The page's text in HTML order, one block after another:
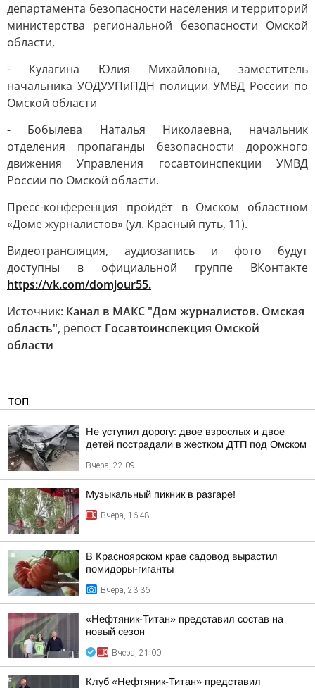
департамента безопасности населения и территорий
министерства региональной безопасности Омской
области,
- Кулагина Юлия Михайловна, заместитель
начальника УОДУУПиПДН полиции УМВД России по
Омской области
- Бобылева Наталья Николаевна, начальник
отделения пропаганды безопасности дорожного
движения Управления госавтоинспекции УМВД
России по Омской области.
Пресс-конференция пройдёт в Омском областном
«Доме журналистов» (ул. Красный путь, 11).
Видеотрансляция, аудиозапись и фото будут
доступны в официальной группе ВКонтакте
https://vk.com/domjour55.
Источник: Канал в МАКС "Дом журналистов. Омская
область", репост Госавтоинспекция Омской
области
ТОП
Не уступил дорогу: двое взрослых и двое
детей пострадали в жестком ДТП под Омском
Вчера, 22:09
Музыкальный пикник в разгаре!
Вчера, 16:48
В Красноярском крае садовод вырастил
помидоры-гиганты
Вчера, 23:36
«Нефтяник-Титан» представил состав на
новый сезон
Вчера, 21:00
Клуб «Нефтяник-Титан» представил